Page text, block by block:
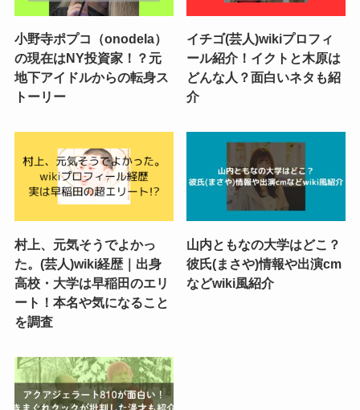
小野寺ポプコ（onodela）
の現在はNY投資家！？元
地下アイドルからの転身ス
トーリー
イチゴ(芸人)wikiプロフィ
ール紹介！イクトと木原は
どんな人？面白いネタも紹
介
村上、元気そうでよかっ
た。(芸人)wiki経歴｜出身
高校・大学は早稲田のエリ
ート！本名や気になること
を調査
山内ともなの大学はどこ？
彼氏(まさや)情報や出演cm
などwiki風紹介